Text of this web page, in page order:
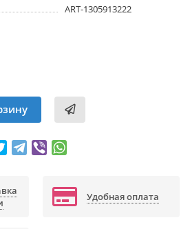
ART-1305913222
Удобная оплата